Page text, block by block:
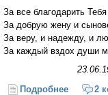
За все благодарить Тебя
За добрую жену и
За веру, и надежду, и
За каждый вздох души
Подробнее о И я2